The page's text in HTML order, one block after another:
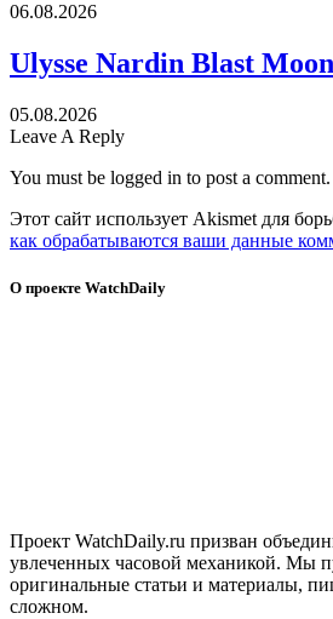
06.08.2026
Ulysse Nardin Blast
05.08.2026
Leave A Reply
You must be logged in to post a comment.
Этот сайт использует Akismet для
как обрабатываются ваши данные
О проекте WatchDaily
Проект WatchDaily.ru призван
увлеченных часовой механикой. Мы
оригинальные статьи и материалы,
сложном.